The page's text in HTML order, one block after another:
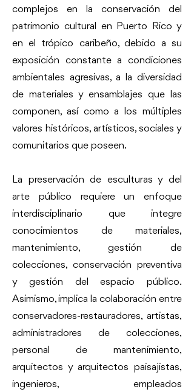
complejos en la conservación del
patrimonio cultural en Puerto Rico y
en el trópico caribeño, debido a su
exposición constante a condiciones
ambientales agresivas, a la diversidad
de materiales y ensamblajes que las
componen, así como a los múltiples
valores históricos, artísticos, sociales y
comunitarios que poseen.
La preservación de esculturas y del
arte público requiere un enfoque
interdisciplinario que integre
conocimientos de materiales,
mantenimiento, gestión de
colecciones, conservación preventiva
y gestión del espacio público.
Asimismo, implica la colaboración entre
conservadores-restauradores, artistas,
administradores de colecciones,
personal de mantenimiento,
arquitectos y arquitectos paisajistas,
ingenieros, empleados